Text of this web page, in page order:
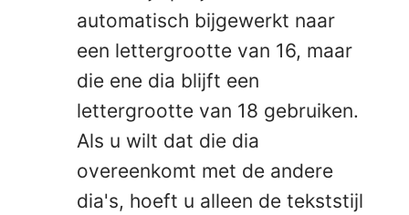
automatisch bijgewerkt naar
een lettergrootte van 16, maar
die ene dia blijft een
lettergrootte van 18 gebruiken.
Als u wilt dat die dia
overeenkomt met de andere
dia's, hoeft u alleen de tekststijl